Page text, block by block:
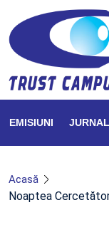
EMISIUNI
Acasă
Noaptea